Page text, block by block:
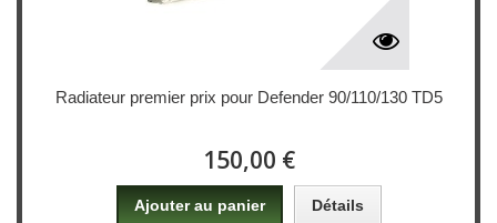
Radiateur premier prix pour Defender 90/110/130 TD5
150,00 €
Ajouter au panier Détails